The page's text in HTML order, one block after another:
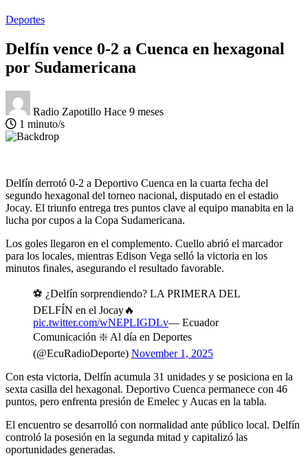
Deportes
Delfín vence 0-2 a Cuenca en hexagonal
por Sudamericana
Radio Zapotillo Hace 9 meses
1 minuto/s
Delfín derrotó 0-2 a Deportivo Cuenca en la cuarta fecha del
segundo hexagonal del torneo nacional, disputado en el estadio
Jocay. El triunfo entrega tres puntos clave al equipo manabita en la
lucha por cupos a la Copa Sudamericana.
Los goles llegaron en el complemento. Cuello abrió el marcador
para los locales, mientras Edison Vega selló la victoria en los
minutos finales, asegurando el resultado favorable.
⚽️ ¿Delfín sorprendiendo? LA PRIMERA DEL
DELFÍN en el Jocay🔥
pic.twitter.com/wNEPLIGDLv— Ecuador
Comunicación ❇️ Al día en Deportes
(@EcuRadioDeporte) November 1, 2025
Con esta victoria, Delfín acumula 31 unidades y se posiciona en la
sexta casilla del hexagonal. Deportivo Cuenca permanece con 46
puntos, pero enfrenta presión de Emelec y Aucas en la tabla.
El encuentro se desarrolló con normalidad ante público local. Delfín
controló la posesión en la segunda mitad y capitalizó las
oportunidades generadas.